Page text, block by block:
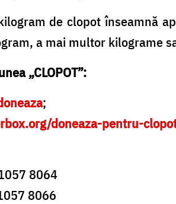
de clopot înseamnă
a mai multor kilograme
„CLOPOT”:
;
doneaza-pentru-
8064
8066